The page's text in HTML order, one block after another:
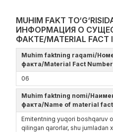
MUHIM FAKT
ИНФОРМАЦИЯ О
ФАКТЕ/MATERIAL FACT
Muhim faktning raqami/
факта/Material Fact
06
Muhim faktning nomi/
факта/Name of material
Emitentning yuqori boshqaruv
qilingan qarorlar, shu jumladan